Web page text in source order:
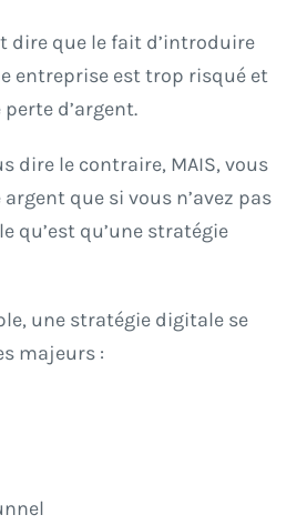
dire que le fait d’introduire
entreprise est trop risqué et
d’argent.
dire le contraire, MAIS, vous
que si vous n’avez pas
qu’est qu’une stratégie
une stratégie digitale se
majeurs :